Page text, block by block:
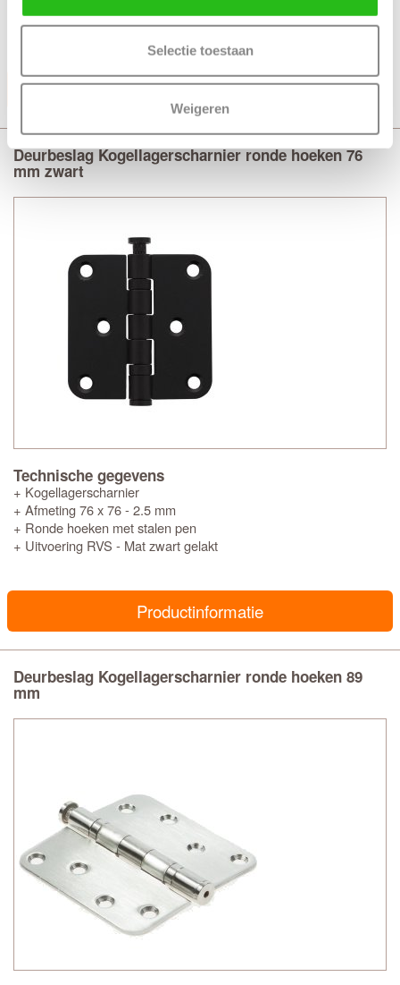
Selectie toestaan
Weigeren
+ Uitvoering gegalvaniseerd staal
Productinformatie
Deurbeslag Kogellagerscharnier ronde hoeken 76
mm zwart
Technische gegevens
+ Kogellagerscharnier
+ Afmeting 76 x 76 - 2.5 mm
+ Ronde hoeken met stalen pen
+ Uitvoering RVS - Mat zwart gelakt
Productinformatie
Deurbeslag Kogellagerscharnier ronde hoeken 89
mm